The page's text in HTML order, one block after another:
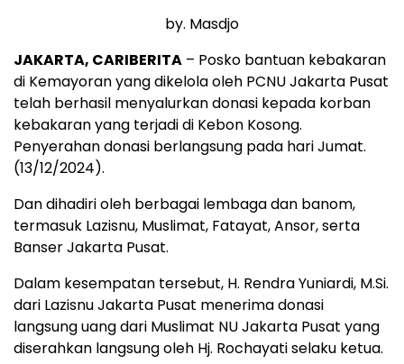
by. Masdjo
JAKARTA, CARIBERITA – Posko bantuan kebakaran
di Kemayoran yang dikelola oleh PCNU Jakarta Pusat
telah berhasil menyalurkan donasi kepada korban
kebakaran yang terjadi di Kebon Kosong.
Penyerahan donasi berlangsung pada hari Jumat.
(13/12/2024).
Dan dihadiri oleh berbagai lembaga dan banom,
termasuk Lazisnu, Muslimat, Fatayat, Ansor, serta
Banser Jakarta Pusat.
Dalam kesempatan tersebut, H. Rendra Yuniardi, M.Si.
dari Lazisnu Jakarta Pusat menerima donasi
langsung uang dari Muslimat NU Jakarta Pusat yang
diserahkan langsung oleh Hj. Rochayati selaku ketua.